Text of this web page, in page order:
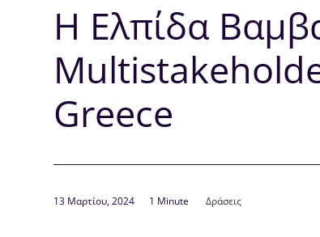
H Ελπίδα
Greece
13 Μαρτίου, 2024 1 Minute Δράσεις